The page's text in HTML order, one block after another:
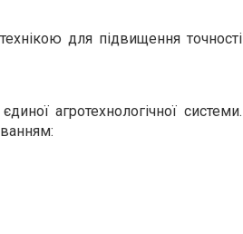
для підвищення точності
агротехнологічної системи.